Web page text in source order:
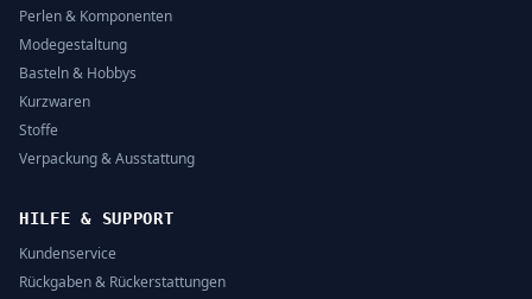
Perlen & Komponenten
Modegestaltung
Basteln & Hobbys
Kurzwaren
Stoffe
Verpackung & Ausstattung
HILFE & SUPPORT
Kundenservice
Rückgaben & Rückerstattungen